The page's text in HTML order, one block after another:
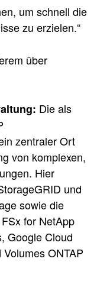
um schnell die
zu erzielen.“
über
Die als
zentraler Ort
von komplexen,
Hier
und
sowie die
for NetApp
Google Cloud
ONTAP